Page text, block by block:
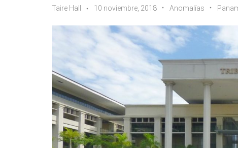
Taire Hall 10 noviembre, 2018 Anomalías